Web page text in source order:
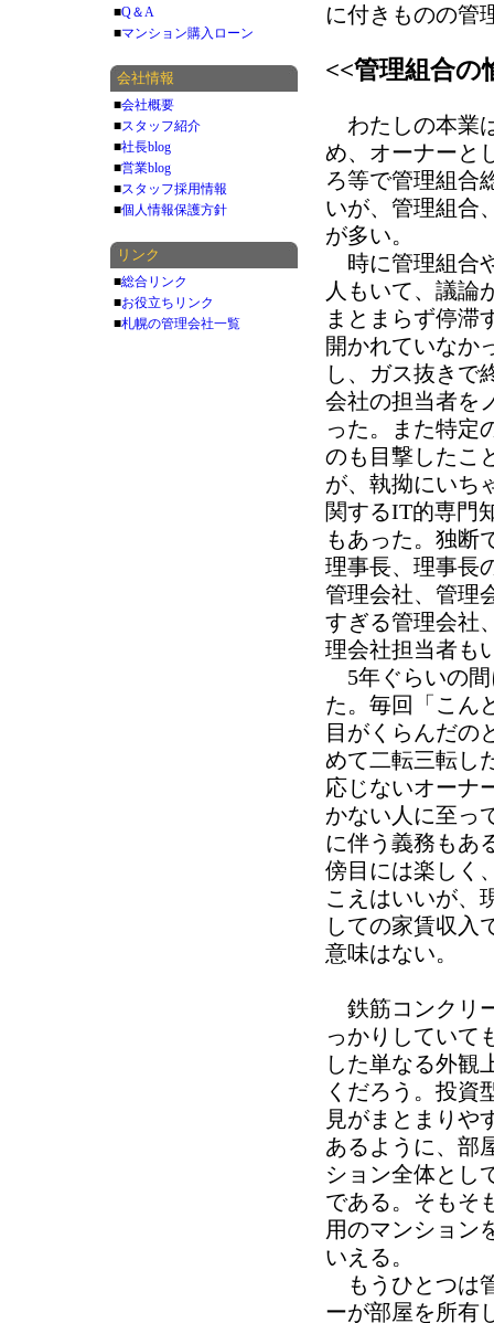
に付きものの管
<<管理組合の
わたしの本業
め、オーナーと
ろ等で管理組合
いが、管理組合
が多い。
時に管理組合
人もいて、議論
まとまらず停滞
開かれていなか
し、ガス抜きで
会社の担当者を
った。また特定
のも目撃したこ
が、執拗にいち
関するIT的専門
もあった。独断
理事長、理事長
管理会社、管理
すぎる管理会社
理会社担当者も
5年ぐらいの間
た。毎回「こん
目がくらんだの
めて二転三転し
応じないオーナ
かない人に至っ
に伴う義務もあ
傍目には楽しく
こえはいいが、
しての家賃収入
意味はない。
鉄筋コンクリ
っかりしていて
した単なる外観
くだろう。投資
見がまとまりや
あるように、部
ション全体とし
である。そもそ
用のマンション
いえる。
もうひとつは
ーが部屋を所有
■Q＆A
■マンション購入ローン
会社情報
■会社概要
■スタッフ紹介
■社長blog
■営業blog
■スタッフ採用情報
■個人情報保護方針
リンク
■総合リンク
■お役立ちリンク
■札幌の管理会社一覧